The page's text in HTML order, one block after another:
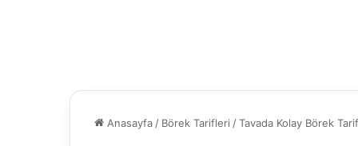
Anasayfa / Börek Tarifleri /Tavada Kolay Börek